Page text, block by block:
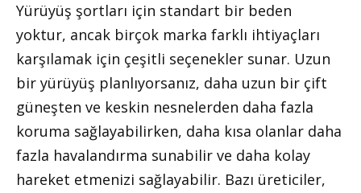
Yürüyüş şortları için standart bir beden
yoktur, ancak birçok marka farklı ihtiyaçları
karşılamak için çeşitli seçenekler sunar. Uzun
bir yürüyüş planlıyorsanız, daha uzun bir çift
güneşten ve keskin nesnelerden daha fazla
koruma sağlayabilirken, daha kısa olanlar daha
fazla havalandırma sunabilir ve daha kolay
hareket etmenizi sağlayabilir. Bazı üreticiler,